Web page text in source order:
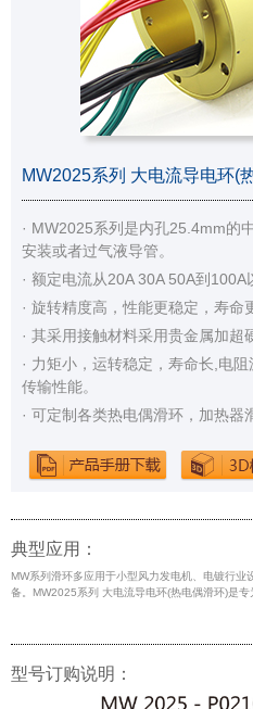
MW2025系列 大电流导电环(
· MW2025系列是内孔25.4mm的
安装或者过气液导管。
· 额定电流从20A 30A 50A到100A
· 旋转精度高，性能更稳定，寿命
· 其采用接触材料采用贵金属加超
· 力矩小，运转稳定，寿命长,电
传输性能。
· 可定制各类热电偶滑环，加热器
典型应用：
MW系列滑环多应用于小型风力发电机、电镀行
备。MW2025系列 大电流导电环(热电偶滑环)是
型号订购说明：